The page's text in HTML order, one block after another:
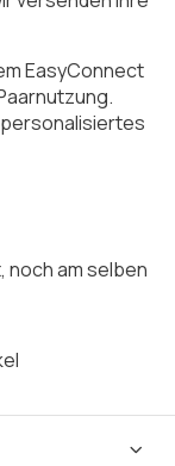
EasyConnect
noch am selben